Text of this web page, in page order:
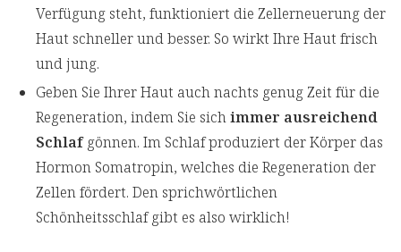
Verfügung steht, funktioniert die Zellerneuerung der
Haut schneller und besser. So wirkt Ihre Haut frisch
und jung.
Geben Sie Ihrer Haut auch nachts genug Zeit für die
Regeneration, indem Sie sichimmer ausreichend
Schlafgönnen. Im Schlaf produziert der Körper das
Hormon Somatropin, welches die Regeneration der
Zellen fördert. Den sprichwörtlichen
Schönheitsschlaf gibt es also wirklich!